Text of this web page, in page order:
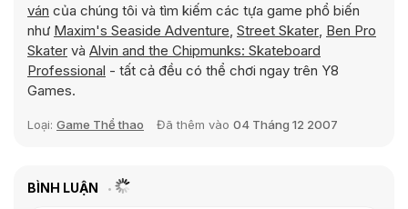
ván của chúng tôi và tìm kiếm các tựa game phổ biến
như Maxim's Seaside Adventure, Street Skater, Ben Pro
Skater và Alvin and the Chipmunks: Skateboard
Professional - tất cả đều có thể chơi ngay trên Y8
Games.
Loại: Game Thể thao Đã thêm vào 04 Tháng 12 2007
BÌNH LUẬN